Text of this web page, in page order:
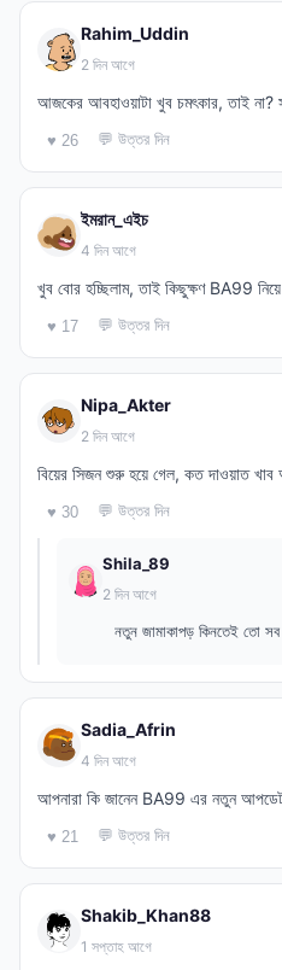
Rahim_Uddin
2 দিন আগে
আজকের আবহাওয়াটা খুব চমৎকার, তাই না?
♥ 26 💬 উত্তর দিন
ইমরান_এইচ
4 দিন আগে
খুব বোর হচ্ছিলাম, তাই কিছুক্ষণ BA99
♥ 17 💬 উত্তর দিন
Nipa_Akter
2 দিন আগে
বিয়ের সিজন শুরু হয়ে গেল, কত দাওয়াত
♥ 30 💬 উত্তর দিন
Shila_89
2 দিন আগে
নতুন জামাকাপড় কিনতেই তো সব
Sadia_Afrin
4 দিন আগে
আপনারা কি জানেন BA99 এর নতুন
♥ 21 💬 উত্তর দিন
Shakib_Khan88
1 সপ্তাহ আগে